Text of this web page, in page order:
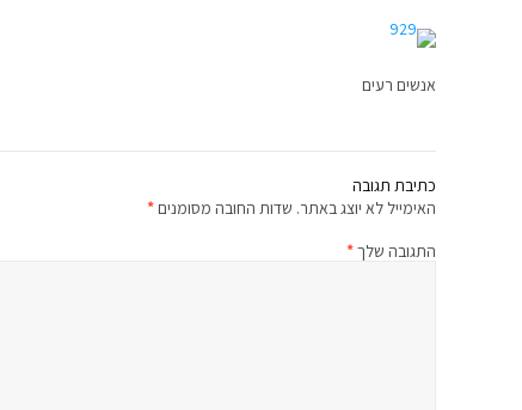
אנשים רעים
כתיבת תגובה
האימייל לא יוצג באתר. שדות החובה מסומנים*
התגובה שלך*